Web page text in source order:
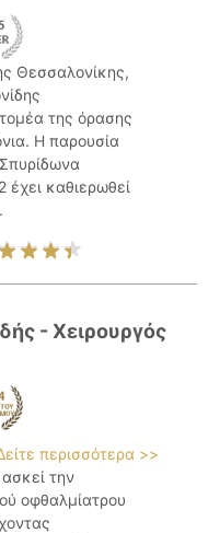
Θεσσαλονίκης,
τομέα της όρασης
Η παρουσία
έχει καθιερωθεί
- Χειρουργός
περισσότερα >>
την
οφθαλμίατρου